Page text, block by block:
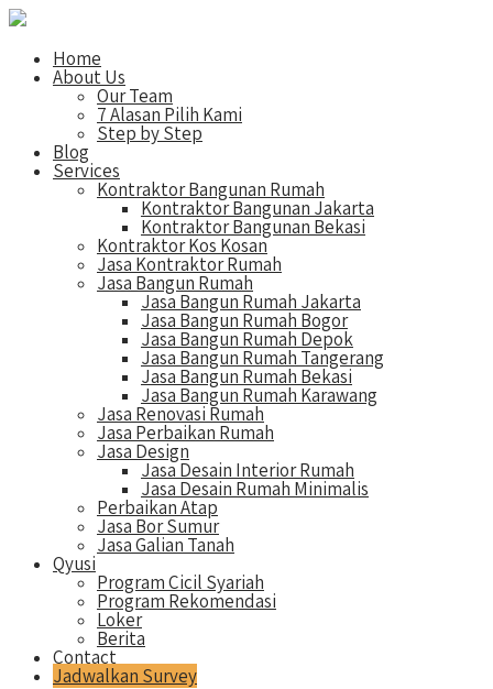
Home
About Us
Our Team
7 Alasan Pilih Kami
Step by Step
Blog
Services
Kontraktor Bangunan Rumah
Kontraktor Bangunan Jakarta
Kontraktor Bangunan Bekasi
Kontraktor Kos Kosan
Jasa Kontraktor Rumah
Jasa Bangun Rumah
Jasa Bangun Rumah Jakarta
Jasa Bangun Rumah Bogor
Jasa Bangun Rumah Depok
Jasa Bangun Rumah Tangerang
Jasa Bangun Rumah Bekasi
Jasa Bangun Rumah Karawang
Jasa Renovasi Rumah
Jasa Perbaikan Rumah
Jasa Design
Jasa Desain Interior Rumah
Jasa Desain Rumah Minimalis
Perbaikan Atap
Jasa Bor Sumur
Jasa Galian Tanah
Qyusi
Program Cicil Syariah
Program Rekomendasi
Loker
Berita
Contact
Jadwalkan Survey